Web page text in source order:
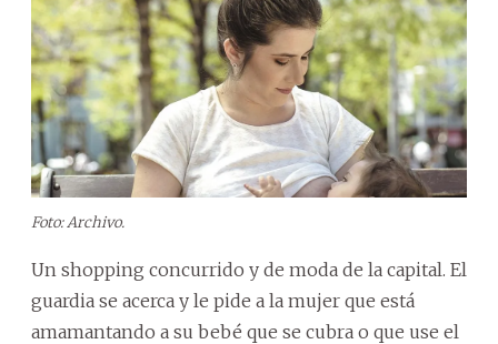
Foto: Archivo.
Un shopping concurrido y de moda de la capital. El
guardia se acerca y le pide a la mujer que está
amamantando a su bebé que se cubra o que use el